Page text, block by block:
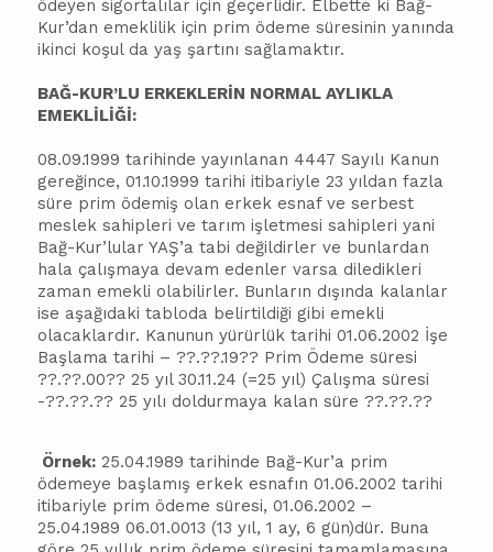
ödeyen sigortalılar için geçerlidir. Elbette ki Bağ-
Kur’dan emeklilik için prim ödeme süresinin yanında
ikinci koşul da yaş şartını sağlamaktır.
BAĞ-KUR’LU ERKEKLERİN NORMAL AYLIKLA
EMEKLİLİĞİ:
08.09.1999 tarihinde yayınlanan 4447 Sayılı Kanun
gereğince, 01.10.1999 tarihi itibariyle 23 yıldan fazla
süre prim ödemiş olan erkek esnaf ve serbest
meslek sahipleri ve tarım işletmesi sahipleri yani
Bağ-Kur’lular YAŞ’a tabi değildirler ve bunlardan
hala çalışmaya devam edenler varsa diledikleri
zaman emekli olabilirler. Bunların dışında kalanlar
ise aşağıdaki tabloda belirtildiği gibi emekli
olacaklardır. Kanunun yürürlük tarihi 01.06.2002 İşe
Başlama tarihi – ??.??.19?? Prim Ödeme süresi
??.??.00?? 25 yıl 30.11.24 (=25 yıl) Çalışma süresi
-??.??.?? 25 yılı doldurmaya kalan süre ??.??.??
Örnek: 25.04.1989 tarihinde Bağ-Kur’a prim
ödemeye başlamış erkek esnafın 01.06.2002 tarihi
itibariyle prim ödeme süresi, 01.06.2002 –
25.04.1989 06.01.0013 (13 yıl, 1 ay, 6 gün)dür. Buna